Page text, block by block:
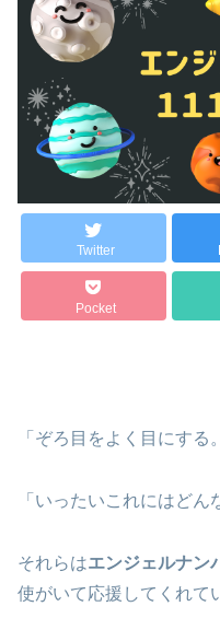
Twitter
Pocket
「ぞろ目をよく目にする
「いったいこれにはどん
それらはエンジェルナン
使がいて応援してくれて